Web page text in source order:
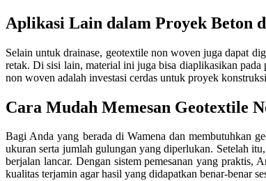
Aplikasi Lain dalam Proyek Beton
Selain untuk drainase, geotextile non woven juga dapat
retak. Di sisi lain, material ini juga bisa diaplikasikan
non woven adalah investasi cerdas untuk proyek
Cara Mudah Memesan Geotextile
Bagi Anda yang berada di Wamena dan membutuhkan
ukuran serta jumlah gulungan yang diperlukan. Setelah
berjalan lancar. Dengan sistem pemesanan yang praktis,
kualitas terjamin agar hasil yang didapatkan benar-benar